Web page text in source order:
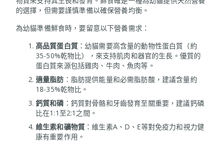
的選擇，但需要謹慎準備以確保營養均衡。
為幼貓準備鮮食時，要留意以下營養需求：
高品質蛋白質：幼貓需要高含量的動物性蛋白質（約
35-50%乾物比），來支持肌肉和器官的生長。優質的
蛋白質來源包括雞肉、牛肉、魚肉等。
適量脂肪 ：脂肪提供能量和必需脂肪酸，建議含量約
18-35%乾物比。
鈣質和磷 ：鈣質對骨骼和牙齒發育至關重要，建議鈣磷
比在1:1至2:1之間。
維生素和礦物質 ：維生素A、D、E等對免疫力和視力健
康有重要作用。